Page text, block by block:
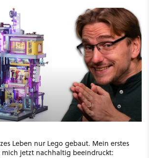
Leben nur Lego gebaut. Mein erstes
jetzt nachhaltig beeindruckt: